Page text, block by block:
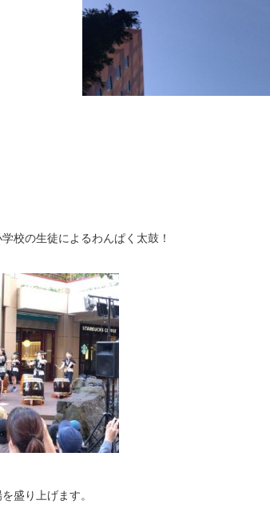
校の生徒によるわんぱく太鼓！
盛り上げます。